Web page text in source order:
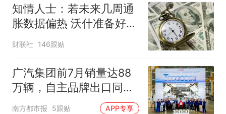
知情人士：若未来几周通
胀数据偏热 沃什准备好加
息
财联社 146跟贴
广汽集团前7月销量达88
万辆，自主品牌出口同比
增130%
南方都市报 5跟贴 APP专享